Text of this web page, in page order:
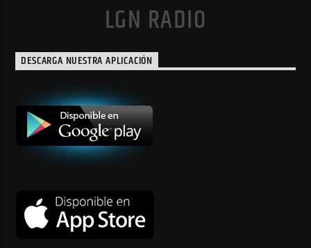
LGN RADIO
DESCARGA NUESTRA APLICACIÓN